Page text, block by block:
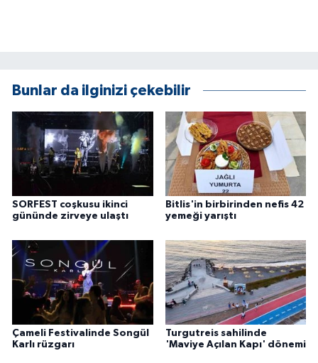
Bunlar da ilginizi çekebilir
SORFEST coşkusu ikinci
gününde zirveye ulaştı
Bitlis'in birbirinden nefis 42
yemeği yarıştı
Çameli Festivalinde Songül
Karlı rüzgarı
Turgutreis sahilinde
'Maviye Açılan Kapı' dönemi
YAŞAM
YEREL
Yerel Haberler